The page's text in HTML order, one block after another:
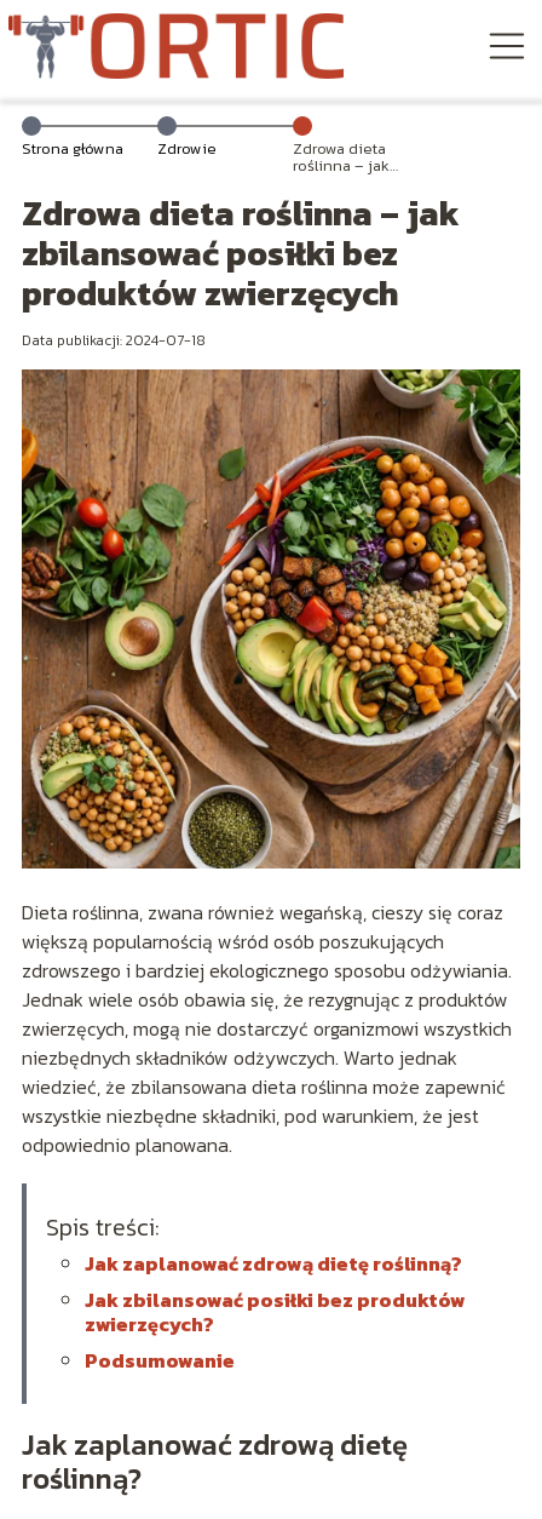
Strona główna Zdrowie Zdrowa dieta
roślinna – jak
zbilansować
posiłki bez
produktów
zwierzęcych
Zdrowa dieta roślinna – jak
zbilansować posiłki bez
produktów zwierzęcych
Data publikacji: 2024-07-18
Dieta roślinna, zwana również wegańską, cieszy się coraz
większą popularnością wśród osób poszukujących
zdrowszego i bardziej ekologicznego sposobu odżywiania.
Jednak wiele osób obawia się, że rezygnując z produktów
zwierzęcych, mogą nie dostarczyć organizmowi wszystkich
niezbędnych składników odżywczych. Warto jednak
wiedzieć, że zbilansowana dieta roślinna może zapewnić
wszystkie niezbędne składniki, pod warunkiem, że jest
odpowiednio planowana.
Spis treści:
Jak zaplanować zdrową dietę roślinną?
Jak zbilansować posiłki bez produktów
zwierzęcych?
Podsumowanie
Jak zaplanować zdrową dietę
roślinną?